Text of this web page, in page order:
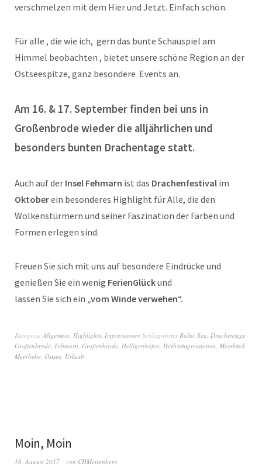
verschmelzen mit dem Hier und Jetzt. Einfach schön.
Für alle , die wie ich, gern das bunte Schauspiel am
Himmel beobachten , bietet unsere schöne Region an der
Ostseespitze, ganz besondere Events an.
Am 16. & 17. September finden bei uns in
Großenbrode wieder die alljährlichen und
besonders bunten Drachentage statt.
Auch auf der Insel Fehmarn ist das Drachenfestival im
Oktoberein besonderes Highlight für Alle, die den
Wolkenstürmern und seiner Faszination der Farben und
Formen erlegen sind.
Freuen Sie sich mit uns auf besondere Eindrücke und
genießen Sie ein wenig FerienGlückund
lassen Sie sich ein „vom Winde verwehen“.
Kategorie Allgemein Highlights Impressionen Schlagwörter Baltic Sea Drachentage
Großenbrode Fehmarn Großenbrode Heiligenhafen Herbstimpressionen Meerkind
Meerliebe Ostsee Urlaub
Moin, Moin
16. August 2017 von CHMeisenberg